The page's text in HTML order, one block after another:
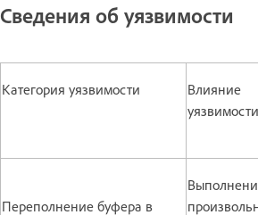
Сведения об уязвимости
Категория уязвимости
Влияние
уязвимости
Переполнение буфера в